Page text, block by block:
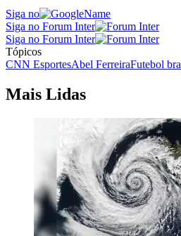
Siga no
Siga no Forum Inter
Siga no Forum Inter
Tópicos
CNN EsportesAbel FerreiraFutebol
Mais Lidas